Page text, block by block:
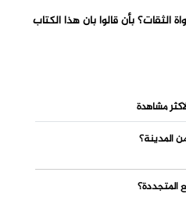
بأن قالوا بان هذا الكتاب
مشاهدة
المدينة؟
المتجددة؟